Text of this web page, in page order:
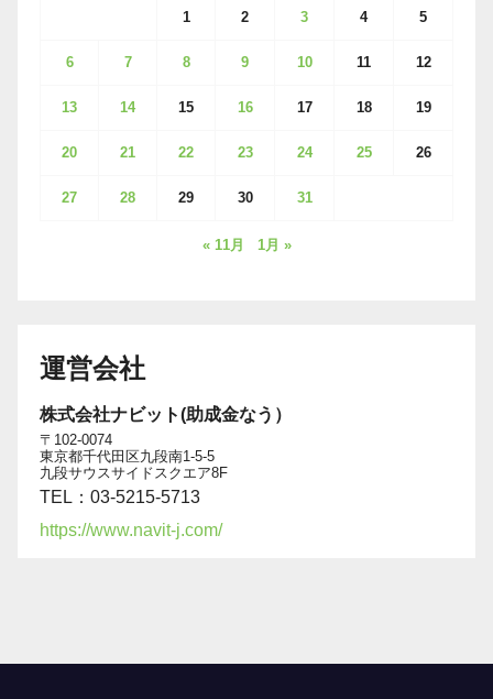
1 2 3 4 5
6 7 8 9 10 11 12
13 14 15 16 17 18 19
20 21 22 23 24 25 26
27 28 29 30 31
« 11月 1月 »
運営会社
株式会社ナビット(助成金なう）
〒102-0074
東京都千代田区九段南1-5-5
九段サウスサイドスクエア8F
TEL：03-5215-5713
https://www.navit-j.com/